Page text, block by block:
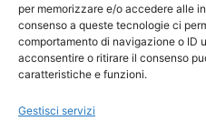
per memorizzare e/o accedere alle
consenso a queste tecnologie ci
comportamento di navigazione o ID
acconsentire o ritirare il consenso
caratteristiche e funzioni.
Gestisci servizi
Ora Esatta in Italia in
Ti Senti Strano
la Risonanza di
Come Sapere Se Stai